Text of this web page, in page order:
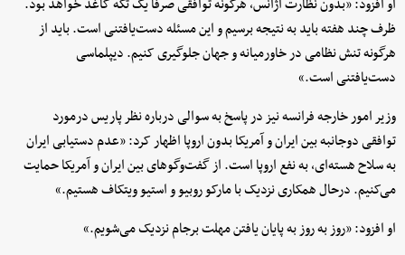
او افزود: «بدون نظارت آژانس، هرگونه توافقی صرفا یک تکه کاغذ خواهد بود.
ظرف چند هفته باید به نتیجه برسیم و این مسئله دست‌یافتنی است. باید از
هرگونه تنش نظامی در خاورمیانه و جهان جلوگیری کنیم. دیپلماسی
دست‌یافتنی است.»
وزیر امور خارجه فرانسه نیز در پاسخ به سوالی درباره نظر پاریس درمورد
توافقی دوجانبه بین ایران و آمریکا بدون اروپا اظهار کرد: «عدم دستیابی ایران
به سلاح هسته‌ای، به نفع اروپا است. از گفت‌وگوهای بین ایران و آمریکا حمایت
می‌کنیم. درحال همکاری نزدیک با مارکو روبیو و استیو ویتکاف هستیم.»
او افزود: «روز به روز به پایان یافتن مهلت برجام نزدیک می‌شویم.»